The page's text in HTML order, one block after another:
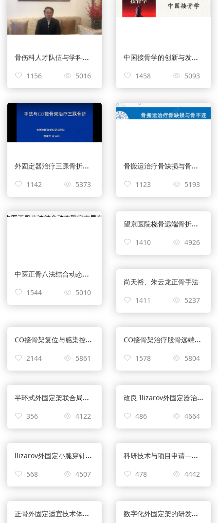
骨伤科人才队伍与学科发展——陈珞珈
1156 5016
中国接骨学的创新与发展——赵勇
1458 5093
外固定器治疗三踝骨折——温建民
1142 5373
骨搬运治疗骨缺损与骨不连——杨华清
1123 5193
中医正骨八法结合动态稳定外固定支具治理小儿先髋临床应用——胡大勇
1544 5010
望京医院桡骨远端骨折外固定架的发展——成永忠
1410 4926
尚天裕、朱云龙正骨手法
1411
5237
CO接骨架复位与感染控制情况的临床应用报告——成永忠
2144 5861
CO接骨架治疗股骨远端骨折——内固定术后断钉救治（成永忠）
1578 5804
半环式外固定架联合局部穿针撬拨复位桡骨远端骨折的临床经验总结
356 4122
改良 Ilizarov外固定器治疗C型桡骨远端骨折的临床与生物力学分析—陈彦飞
486 4664
llizarov外固定小腿穿针基本技术—郑学建
568 4507
科研技术与项目申请—刘志成
478 4442
正骨外固定适宜技术体系构建成果——成永忠 数字化外固定架的研发应用——乔峰